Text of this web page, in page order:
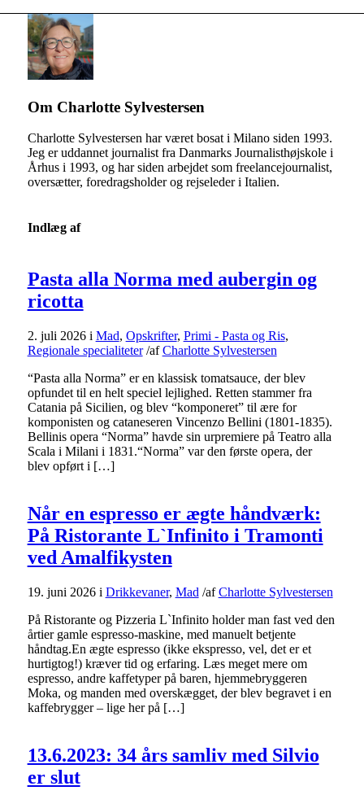
Om Charlotte Sylvestersen
Charlotte Sylvestersen har været bosat i Milano siden 1993.
Jeg er uddannet journalist fra Danmarks Journalisthøjskole i
Århus i 1993, og har siden arbejdet som freelancejournalist,
oversætter, foredragsholder og rejseleder i Italien.
Indlæg af
Pasta alla Norma med aubergin og
ricotta
2. juli 2026 i Mad, Opskrifter, Primi - Pasta og Ris,
Regionale specialiteter /afCharlotte Sylvestersen
“Pasta alla Norma” er en klassisk tomatsauce, der blev
opfundet til en helt speciel lejlighed. Retten stammer fra
Catania på Sicilien, og blev “komponeret” til ære for
komponisten og cataneseren Vincenzo Bellini (1801-1835).
Bellinis opera “Norma” havde sin urpremiere på Teatro alla
Scala i Milani i 1831.“Norma” var den første opera, der
blev opført i […]
Når en espresso er ægte håndværk:
På Ristorante L`Infinito i Tramonti
ved Amalfikysten
19. juni 2026 i Drikkevaner, Mad /afCharlotte Sylvestersen
På Ristorante og Pizzeria L`Infinito holder man fast ved den
årtier gamle espresso-maskine, med manuelt betjente
håndtag.En ægte espresso (ikke ekspresso, vel, det er et
hurtigtog!) kræver tid og erfaring. Læs meget mere om
espresso, andre kaffetyper på baren, hjemmebryggeren
Moka, og manden med overskægget, der blev begravet i en
kaffebrygger – lige her på […]
13.6.2023: 34 års samliv med Silvio
er slut